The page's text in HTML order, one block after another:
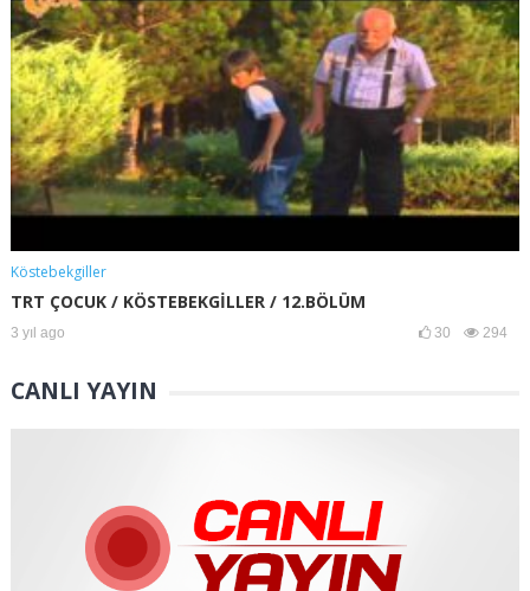
Köstebekgiller
TRT ÇOCUK / KÖSTEBEKGİLLER / 12.BÖLÜM
3 yıl ago 30 294
CANLI YAYIN